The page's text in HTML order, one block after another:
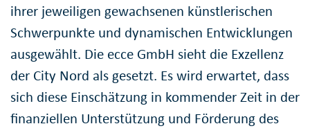
ihrer jeweiligen gewachsenen künstlerischen
Schwerpunkte und dynamischen Entwicklungen
ausgewählt. Die ecce GmbH sieht die Exzellenz
der City Nord als gesetzt. Es wird erwartet, dass
sich diese Einschätzung in kommender Zeit in der
finanziellen Unterstützung und Förderung des